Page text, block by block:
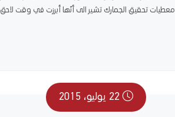
معطيات تحقيق الجمارك تشير الى أنّها أبرزت في وقت لاحق
22 يوليو، 2015